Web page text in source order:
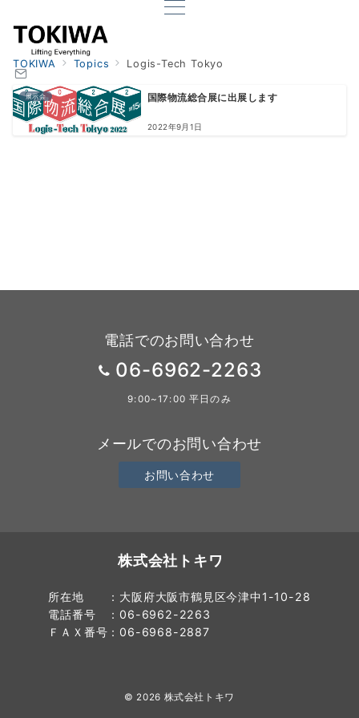
TOKIWA Topics Logis-Tech Tokyo
展示会 国際物流総合展に出展します
2022年9月1日
電話でのお問い合わせ
06-6962-2263
9:00~17:00 平日のみ
メールでのお問い合わせ
お問い合わせ
株式会社トキワ
所在地 ：大阪府大阪市鶴見区今津中1-10-28
電話番号 ：06-6962-2263
ＦＡＸ番号：06-6968-2887
© 2026 株式会社トキワ